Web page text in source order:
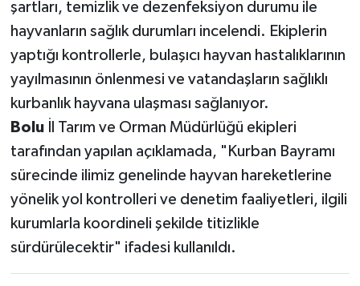
şartları, temizlik ve dezenfeksiyon durumu ile
hayvanların sağlık durumları incelendi. Ekiplerin
yaptığı kontrollerle, bulaşıcı hayvan hastalıklarının
yayılmasının önlenmesi ve vatandaşların sağlıklı
kurbanlık hayvana ulaşması sağlanıyor.
Boluİl Tarım ve Orman Müdürlüğü ekipleri
tarafından yapılan açıklamada, "Kurban Bayramı
sürecinde ilimiz genelinde hayvan hareketlerine
yönelik yol kontrolleri ve denetim faaliyetleri, ilgili
kurumlarla koordineli şekilde titizlikle
sürdürülecektir" ifadesi kullanıldı.